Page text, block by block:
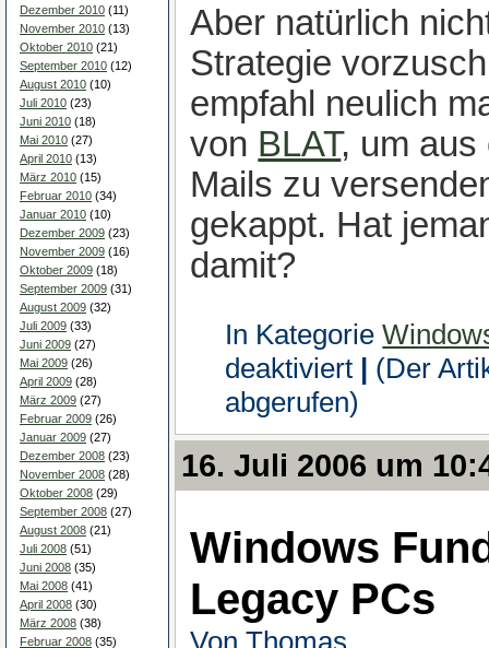
Dezember 2010 (11)
November 2010 (13)
Oktober 2010 (21)
September 2010 (12)
August 2010 (10)
Juli 2010 (23)
Juni 2010 (18)
Mai 2010 (27)
April 2010 (13)
März 2010 (15)
Februar 2010 (34)
Januar 2010 (10)
Dezember 2009 (23)
November 2009 (16)
Oktober 2009 (18)
September 2009 (31)
August 2009 (32)
Juli 2009 (33)
Juni 2009 (27)
Mai 2009 (26)
April 2009 (28)
März 2009 (27)
Februar 2009 (26)
Januar 2009 (27)
Dezember 2008 (23)
November 2008 (28)
Oktober 2008 (29)
September 2008 (27)
August 2008 (21)
Juli 2008 (51)
Juni 2008 (35)
Mai 2008 (41)
April 2008 (30)
März 2008 (38)
Februar 2008 (35)
Aber natürlich
Strategie
empfahl neulich
von BLAT, um aus
Mails zu
gekappt. Hat
damit?
In Kategorie
deaktiviert für
Abläufe
automatisieren
| (Der
abgerufen)
16. Juli 2006 um
Windows
Legacy PCs